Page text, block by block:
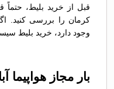
قبل از خرید بلیط، حتماً
کرمان را بررسی کنید.
وجود دارد، خرید بلیط
بار مجاز هواپیما